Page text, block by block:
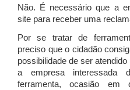
Não. É necessário que a
site para receber uma
Por se tratar de
preciso que o cidadão
possibilidade de ser
a empresa interessada
ferramenta, ocasião